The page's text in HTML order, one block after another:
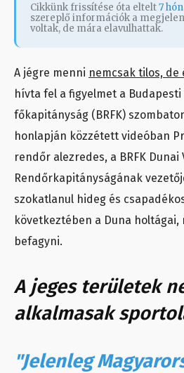
Cikkünk frissítése óta eltelt7
szereplő információk a
voltak, de mára elavulhattak.
A jégre menni nemcsak tilos, de
hívta fel a figyelmet a Budapesti
főkapitányság (BRFK)
honlapján közzétett videóban
rendőr alezredes, a BRFK
Rendőrkapitányságának
szokatlanul hideg és
következtében a Duna
befagyni.
A jeges területek
alkalmasak
"Jelenleg